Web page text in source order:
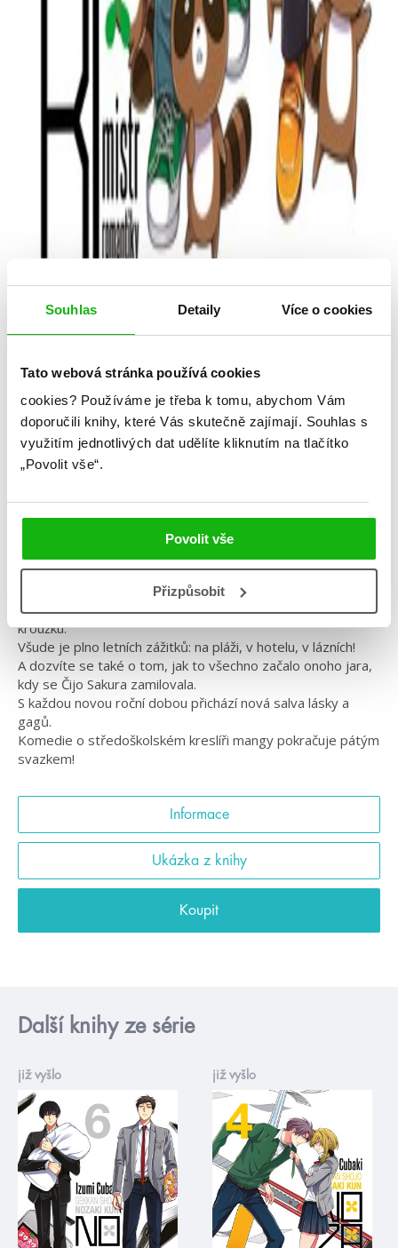
Souhlas Detaily Více o cookies
Tato webová stránka používá cookies
cookies? Používáme je třeba k tomu, abychom Vám
doporučili knihy, které Vás skutečně zajímají. Souhlas s
využitím jednotlivých dat udělíte kliknutím na tlačítko
„Povolit vše“.
Povolit vše
Přizpůsobit
Kategorie: young adult
Nozaki, mistr romantiky 5
#izumitsubaki #manga #nozakimistrromantiky
středoškolačka zamilovala.
Umetaró Nozaki se zúčastní letního výletu dramatického
kroužku.
Všude je plno letních zážitků: na pláži, v hotelu, v lázních!
A dozvíte se také o tom, jak to všechno začalo onoho jara,
kdy se Čijo Sakura zamilovala.
S každou novou roční dobou přichází nová salva lásky a
gagů.
Komedie o středoškolském kreslíři mangy pokračuje pátým
svazkem!
Informace
Ukázka z knihy
Koupit
Další knihy ze série
již vyšlo již vyšlo